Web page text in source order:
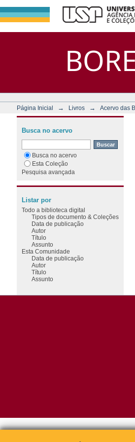
BORE
Página Inicial → Livros → Acervo das
Busca no acervo
Busca no acervo
Esta Coleção
Pesquisa avançada
Listar por
Todo a biblioteca digital
Tipos de documento & Coleções
Data de publicação
Autor
Título
Assunto
Esta Comunidade
Data de publicação
Autor
Título
Assunto